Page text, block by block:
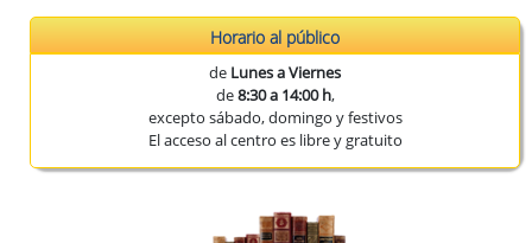
Horario al público
de Lunes a Viernes
de8:30 a 14:00 h,
excepto sábado, domingo y festivos
El acceso al centro es libre y gratuito